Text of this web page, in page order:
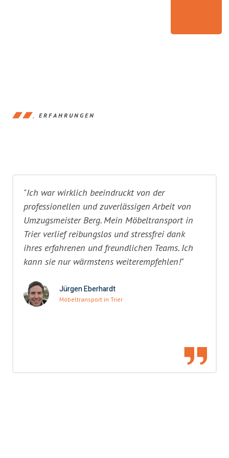
ERFAHRUNGEN
"Ich war wirklich beeindruckt von der
professionellen und zuverlässigen Arbeit von
Umzugsmeister Berg. Mein Möbeltransport in
Trier verlief reibungslos und stressfrei dank
ihres erfahrenen und freundlichen Teams. Ich
kann sie nur wärmstens weiterempfehlen!"
Jürgen Eberhardt
Möbeltransport in Trier